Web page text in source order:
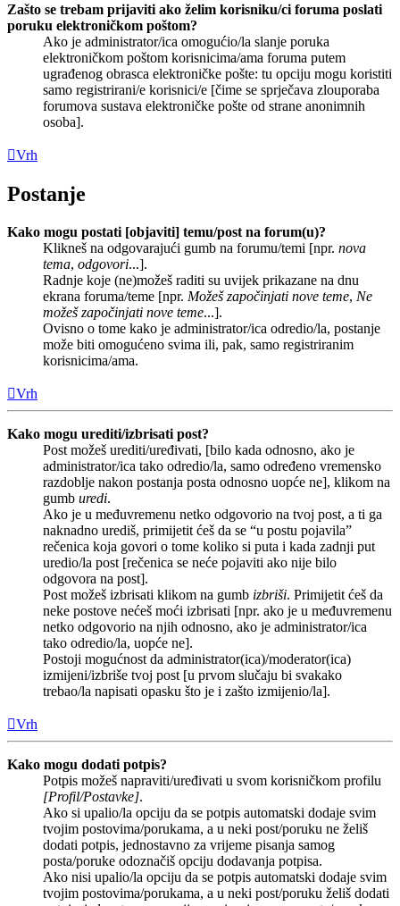
Zašto se trebam prijaviti ako želim korisniku/ci foruma poslati
poruku elektroničkom poštom?
Ako je administrator/ica omogućio/la slanje poruka
elektroničkom poštom korisnicima/ama foruma putem
ugrađenog obrasca elektroničke pošte: tu opciju mogu koristiti
samo registrirani/e korisnici/e [čime se sprječava zlouporaba
forumova sustava elektroničke pošte od strane anonimnih
osoba].
Vrh
Postanje
Kako mogu postati [objaviti] temu/post na forum(u)?
Klikneš na odgovarajući gumb na forumu/temi [npr. nova
tema, odgovori...].
Radnje koje (ne)možeš raditi su uvijek prikazane na dnu
ekrana foruma/teme [npr. Možeš započinjati nove teme, Ne
možeš započinjati nove teme...].
Ovisno o tome kako je administrator/ica odredio/la, postanje
može biti omogućeno svima ili, pak, samo registriranim
korisnicima/ama.
Vrh
Kako mogu urediti/izbrisati post?
Post možeš urediti/uređivati, [bilo kada odnosno, ako je
administrator/ica tako odredio/la, samo određeno vremensko
razdoblje nakon postanja posta odnosno uopće ne], klikom na
gumb uredi.
Ako je u međuvremenu netko odgovorio na tvoj post, a ti ga
naknadno urediš, primijetit ćeš da se “u postu pojavila”
rečenica koja govori o tome koliko si puta i kada zadnji put
uredio/la post [rečenica se neće pojaviti ako nije bilo
odgovora na post].
Post možeš izbrisati klikom na gumb izbriši. Primijetit ćeš da
neke postove nećeš moći izbrisati [npr. ako je u međuvremenu
netko odgovorio na njih odnosno, ako je administrator/ica
tako odredio/la, uopće ne].
Postoji mogućnost da administrator(ica)/moderator(ica)
izmijeni/izbriše tvoj post [u prvom slučaju bi svakako
trebao/la napisati opasku što je i zašto izmijenio/la].
Vrh
Kako mogu dodati potpis?
Potpis možeš napraviti/uređivati u svom korisničkom profilu
[Profil/Postavke].
Ako si upalio/la opciju da se potpis automatski dodaje svim
tvojim postovima/porukama, a u neki post/poruku ne želiš
dodati potpis, jednostavno za vrijeme pisanja samog
posta/poruke odoznačiš opciju dodavanja potpisa.
Ako nisi upalio/la opciju da se potpis automatski dodaje svim
tvojim postovima/porukama, a u neki post/poruku želiš dodati